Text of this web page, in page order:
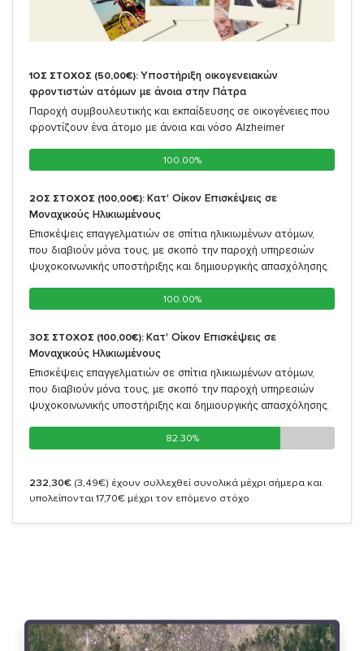
1ΟΣ ΣΤΟΧΟΣ (50,00€): Υποστήριξη οικογενειακών
φροντιστών ατόμων με άνοια στην Πάτρα
Παροχή συμβουλευτικής και εκπαίδευσης σε οικογένειες που
φροντίζουν ένα άτομο με άνοια και νόσο Alzheimer
100.00%
100.00%
2ΟΣ ΣΤΟΧΟΣ (100,00€): Κατ' Οίκον Επισκέψεις σε
Μοναχικούς Ηλικιωμένους
Επισκέψεις επαγγελματιών σε σπίτια ηλικιωμένων ατόμων,
που διαβιούν μόνα τους, με σκοπό την παροχή υπηρεσιών
ψυχοκοινωνικής υποστήριξης και δημιουργικής απασχόλησης.
100.00%
100.00%
3ΟΣ ΣΤΟΧΟΣ (100,00€): Κατ' Οίκον Επισκέψεις σε
Μοναχικούς Ηλικιωμένους
Επισκέψεις επαγγελματιών σε σπίτια ηλικιωμένων ατόμων,
που διαβιούν μόνα τους, με σκοπό την παροχή υπηρεσιών
ψυχοκοινωνικής υποστήριξης και δημιουργικής απασχόλησης.
82.30%
82.30%
232,30€ (3,49€) έχουν συλλεχθεί συνολικά μέχρι σήμερα και
υπολείπονται 17,70€ μέχρι τον επόμενο στόχο